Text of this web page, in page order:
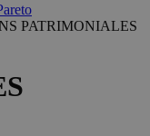
PATRIMONIALES